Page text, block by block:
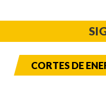
CORTES DE